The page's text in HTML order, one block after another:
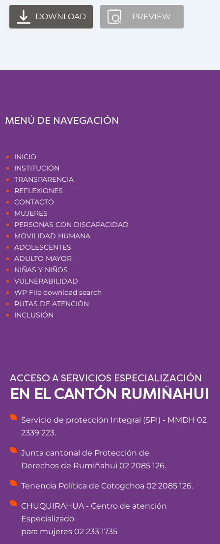
DOWNLOAD PREVIEW
MENÚ DE NAVEGACIÓN
INICIO
INSTITUCIÓN
TRANSPARENCIA
REFLEXIONES
CONTACTO
MUJERES
PERSONAS CON DISCAPACIDAD
MOVILIDAD HUMANA
ADOLESCENTES
ADULTO MAYOR
NIÑAS Y NIÑOS
VULNERABILIDAD
WP File download search
RUTAS DE ATENCIÓN
INCLUSIÓN
ACCESO A SERVICIOS ESPECIALIZACIÓN
EN EL CANTÓN RUMIÑAHUI
Servicio de protección Integral (SPI) - MMDH 02
2339 223.
Junta cantonal de Protección de
Derechos de Rumiñahui 02 2085 126.
Tenencia Política de Cotogchoa 02 2085 126.
CHUQUIRAHUA - Centro de atención
Especializado
para mujeres 02 233 1735